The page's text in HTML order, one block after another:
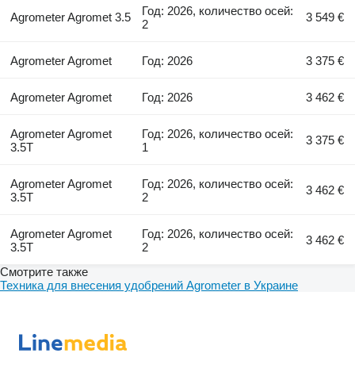
Agrometer Agromet 3.5
Год: 2026, количество осей:
2
3 549 €
Agrometer Agromet Год: 2026 3 375 €
Agrometer Agromet Год: 2026 3 462 €
Agrometer Agromet
3.5T
Год: 2026, количество осей:
1
3 375 €
Agrometer Agromet
3.5T
Год: 2026, количество осей:
2
3 462 €
Agrometer Agromet
3.5T
Год: 2026, количество осей:
2
3 462 €
Смотрите также
Техника для внесения удобрений Agrometer в Украине